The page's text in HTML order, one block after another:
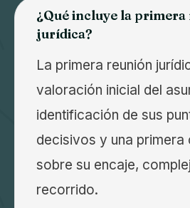
¿Qué incluye la
jurídica?
La primera reunión
valoración inicial del
identificación de sus
decisivos y una primera
sobre su encaje,
recorrido.